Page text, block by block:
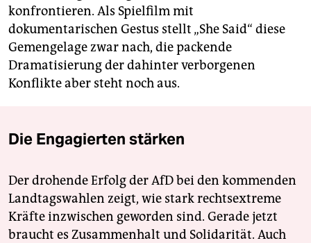
konfrontieren. Als Spielfilm mit
dokumentarischen Gestus stellt „She Said“ diese
Gemengelage zwar nach, die packende
Dramatisierung der dahinter verborgenen
Konflikte aber steht noch aus.
Die Engagierten stärken
Der drohende Erfolg der AfD bei den kommenden
Landtagswahlen zeigt, wie stark rechtsextreme
Kräfte inzwischen geworden sind. Gerade jetzt
braucht es Zusammenhalt und Solidarität. Auch